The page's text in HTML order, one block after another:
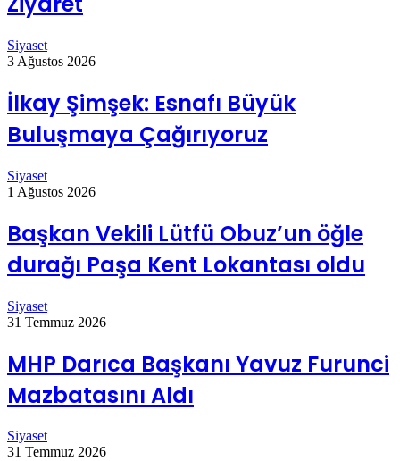
Siyaset
3 Ağustos 2026
İlkay Şimşek: Esnafı Büyük
Buluşmaya Çağırıyoruz
Siyaset
1 Ağustos 2026
Başkan Vekili Lütfü Obuz’un öğle
durağı Paşa Kent Lokantası oldu
Siyaset
31 Temmuz 2026
MHP Darıca Başkanı Yavuz Furunci
Mazbatasını Aldı
Siyaset
31 Temmuz 2026